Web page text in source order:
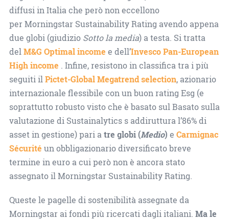
diffusi in Italia che però non eccellono
per Morningstar Sustainability Rating avendo appena
due globi (giudizio Sotto la media) a testa. Si tratta
delM&G Optimal income e dell’Invesco Pan-European
High income . Infine, resistono in classifica tra i più
seguiti ilPictet-Global Megatrend selection, azionario
internazionale flessibile con un buon rating Esg (e
soprattutto robusto visto che è basato sul Basato sulla
valutazione di Sustainalytics s addiruttura l’86% di
asset in gestione) pari atre globi (Medio) e Carmignac
Sécurité un obbligazionario diversificato breve
termine in euro a cui però non è ancora stato
assegnato il Morningstar Sustainability Rating.
Queste le pagelle di sostenibilità assegnate da
Morningstar ai fondi più ricercati dagli italiani. Ma le